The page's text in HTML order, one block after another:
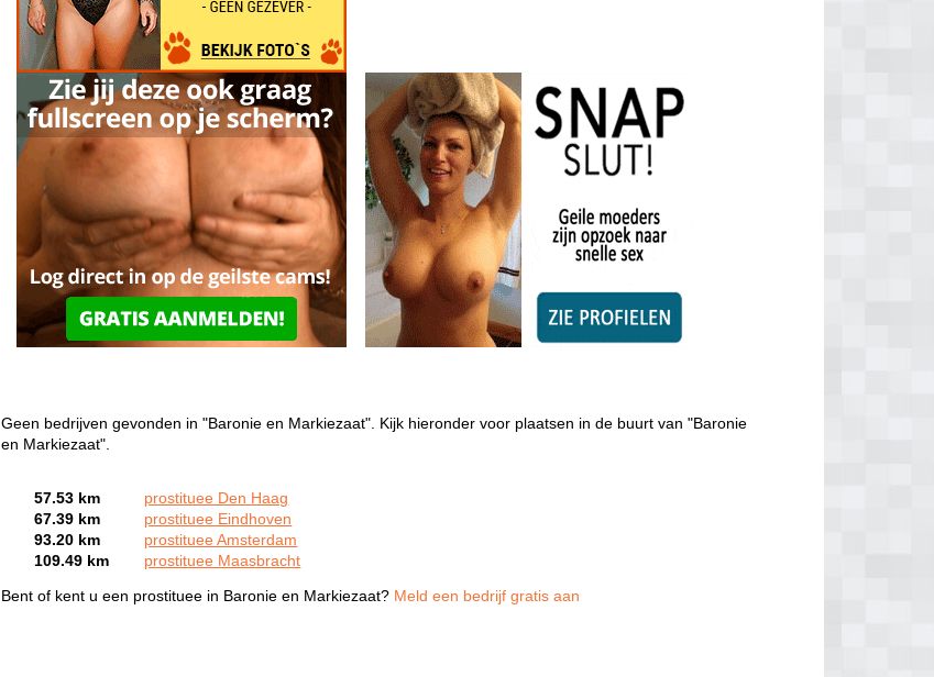
Geen bedrijven gevonden in "Baronie en Markiezaat". Kijk hieronder voor plaatsen in de buurt van "Baronie
en Markiezaat".
57.53 km
prostituee Den Haag
67.39 km
prostituee Eindhoven
93.20 km
prostituee Amsterdam
109.49 km
prostituee Maasbracht
Bent of kent u een prostituee in Baronie en Markiezaat? Meld een bedrijf gratis aan